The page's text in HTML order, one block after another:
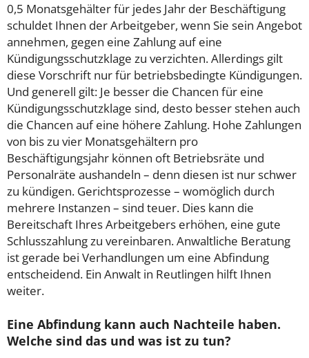
0,5 Monatsgehälter für jedes Jahr der Beschäftigung
schuldet Ihnen der Arbeitgeber, wenn Sie sein Angebot
annehmen, gegen eine Zahlung auf eine
Kündigungsschutzklage zu verzichten. Allerdings gilt
diese Vorschrift nur für betriebsbedingte Kündigungen.
Und generell gilt: Je besser die Chancen für eine
Kündigungsschutzklage sind, desto besser stehen auch
die Chancen auf eine höhere Zahlung. Hohe Zahlungen
von bis zu vier Monatsgehältern pro
Beschäftigungsjahr können oft Betriebsräte und
Personalräte aushandeln – denn diesen ist nur schwer
zu kündigen. Gerichtsprozesse – womöglich durch
mehrere Instanzen – sind teuer. Dies kann die
Bereitschaft Ihres Arbeitgebers erhöhen, eine gute
Schlusszahlung zu vereinbaren. Anwaltliche Beratung
ist gerade bei Verhandlungen um eine Abfindung
entscheidend. Ein Anwalt in Reutlingen hilft Ihnen
weiter.
Eine Abfindung kann auch Nachteile haben.
Welche sind das und was ist zu tun?